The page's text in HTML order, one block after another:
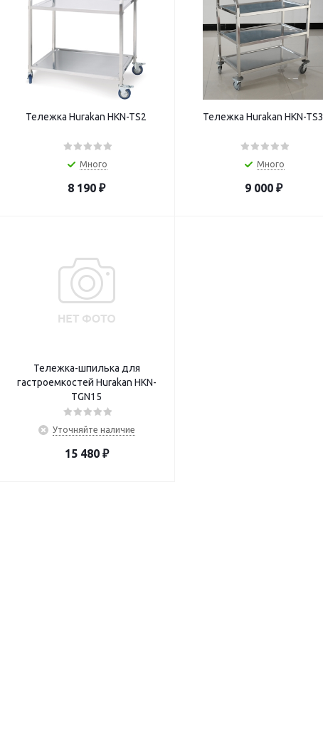
Тележка Hurakan HKN-TS2
Много
8 190 ₽
Тележка Hurakan HKN-TS3
Много
9 000 ₽
Тележка-шпилька для
гастроемкостей Hurakan HKN-
TGN15
Уточняйте наличие
15 480₽